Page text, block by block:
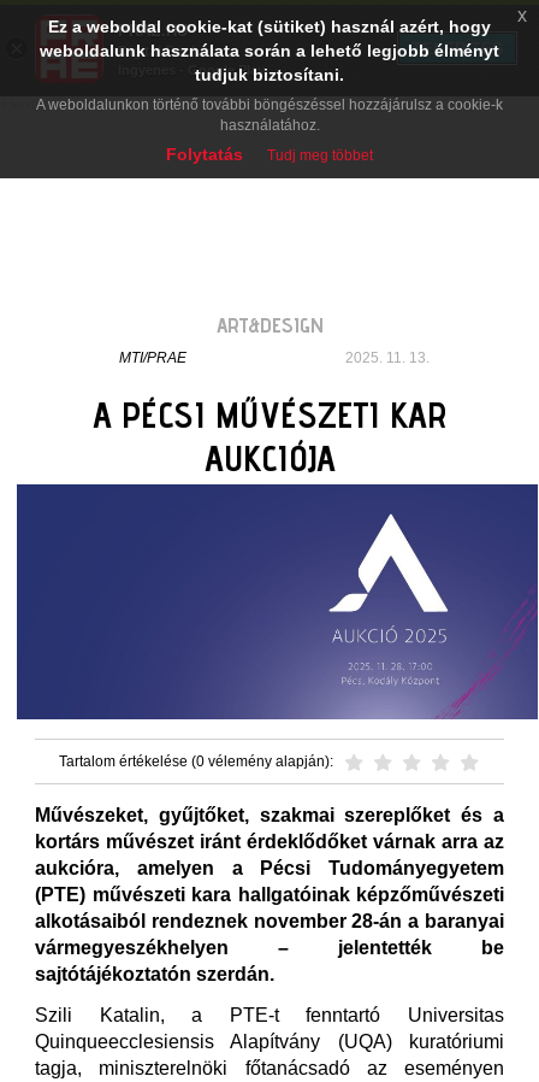
ART&DESIGN
MTI/PRAE 2025. 11. 13.
A PÉCSI MŰVÉSZETI KAR
AUKCIÓJA
Tartalom értékelése (0 vélemény alapján):
Művészeket, gyűjtőket, szakmai szereplőket és a
kortárs művészet iránt érdeklődőket várnak arra az
aukcióra, amelyen a Pécsi Tudományegyetem
(PTE) művészeti kara hallgatóinak képzőművészeti
alkotásaiból rendeznek november 28-án a baranyai
vármegyeszékhelyen – jelentették be
sajtótájékoztatón szerdán.
Szili Katalin, a PTE-t fenntartó Universitas
Quinqueecclesiensis Alapítvány (UQA) kuratóriumi
tagja, miniszterelnöki főtanácsadó az eseményen
Ez a weboldal cookie-kat (sütiket) használ azért, hogy
weboldalunk használata során a lehető legjobb élményt
tudjuk biztosítani.
A weboldalunkon történő további böngészéssel hozzájárulsz a cookie-k
használatához.
Folytatás Tudj meg többet
x
PRAE.HU
Digital Evolution
Ingyenes - Google Play
TELEPÍTÉS